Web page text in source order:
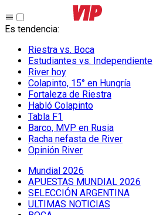
Es tendencia:
Riestra vs. Boca
Estudiantes vs. Independiente
River hoy
Colapinto, 15° en Hungría
Fortaleza de Riestra
Habló Colapinto
Tabla F1
Barco, MVP en Rusia
Racha nefasta de River
Opinión River
Mundial 2026
APUESTAS MUNDIAL 2026
SELECCIÓN ARGENTINA
ULTIMAS NOTICIAS